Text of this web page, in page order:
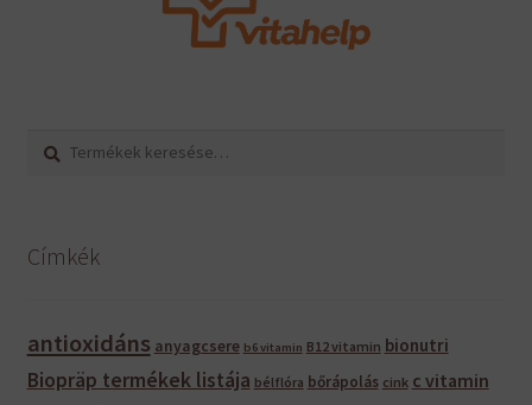
Keresés
Keresés
Címkék
antioxidáns anyagcsere b6 vitamin B12 vitamin bionutri
Biopräp termékek listája bélflóra bőrápolás cink c vitamin